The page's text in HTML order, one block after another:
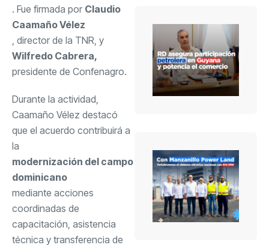
. Fue firmada por Claudio
Caamaño Vélez
, director de la TNR, y
Wilfredo Cabrera,
presidente de Confenagro.
Durante la actividad,
Caamaño Vélez destacó
que el acuerdo contribuirá a
la
modernización del campo
dominicano
mediante acciones
coordinadas de
capacitación, asistencia
técnica y transferencia de